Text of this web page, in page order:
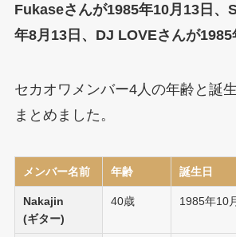
Fukaseさんが1985年10月13日、
年8月13日、DJ LOVEさんが1985
セカオワメンバー4人の年齢と誕
まとめました。
メンバー名前 年齢 誕生日
Nakajin
(ギター)
40歳 1985年10